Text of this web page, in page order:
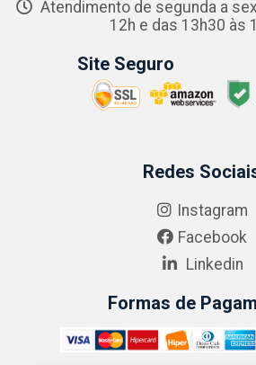
Atendimento de segunda a
12h e das 13h30 às
Site Seguro
Redes
Instagram
Facebook
Linkedin
Formas de